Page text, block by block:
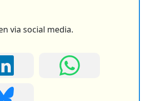
via social media.